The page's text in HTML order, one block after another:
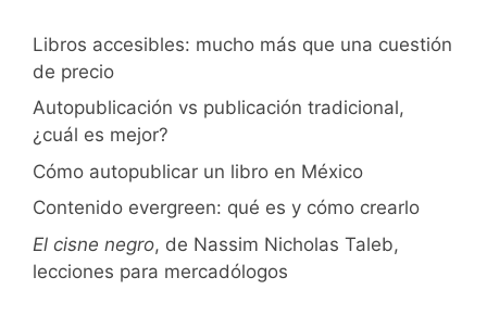
Libros accesibles: mucho más que una cuestión
de precio
Autopublicación vs publicación tradicional,
¿cuál es mejor?
Cómo autopublicar un libro en México
Contenido evergreen: qué es y cómo crearlo
El cisne negro, de Nassim Nicholas Taleb,
lecciones para mercadólogos